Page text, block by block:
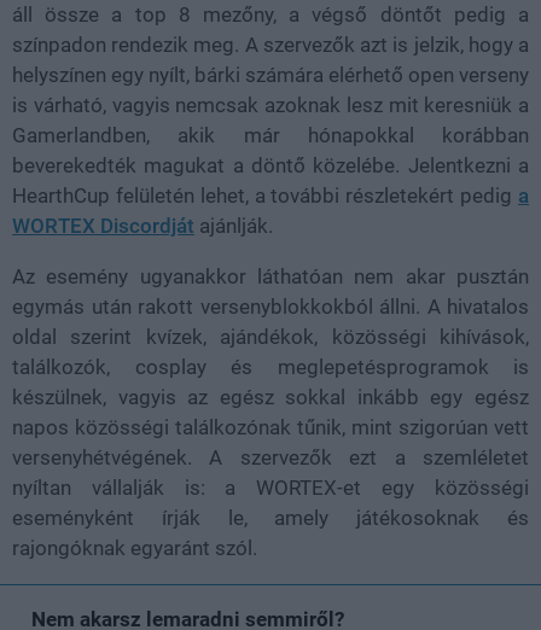
áll össze a top 8 mezőny, a végső döntőt pedig a
színpadon rendezik meg. A szervezők azt is jelzik, hogy a
helyszínen egy nyílt, bárki számára elérhető open verseny
is várható, vagyis nemcsak azoknak lesz mit keresniük a
Gamerlandben, akik már hónapokkal korábban
beverekedték magukat a döntő közelébe. Jelentkezni a
HearthCup felületén lehet, a további részletekért pedig a
WORTEX Discordját ajánlják.
Az esemény ugyanakkor láthatóan nem akar pusztán
egymás után rakott versenyblokkokból állni. A hivatalos
oldal szerint kvízek, ajándékok, közösségi kihívások,
találkozók, cosplay és meglepetésprogramok is
készülnek, vagyis az egész sokkal inkább egy egész
napos közösségi találkozónak tűnik, mint szigorúan vett
versenyhétvégének. A szervezők ezt a szemléletet
nyíltan vállalják is: a WORTEX-et egy közösségi
eseményként írják le, amely játékosoknak és
rajongóknak egyaránt szól.
Nem akarsz lemaradni semmiről?